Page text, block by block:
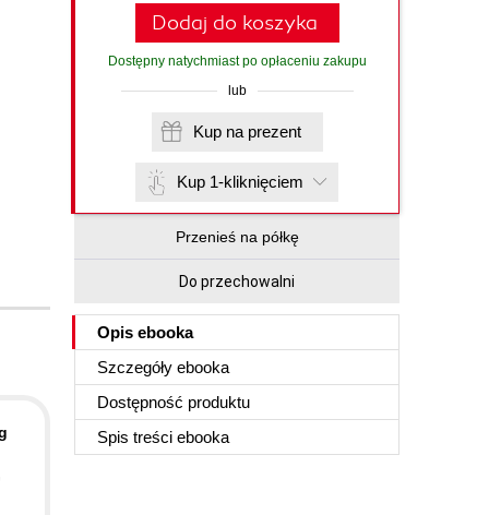
Dodaj do koszyka
Dostępny natychmiast po opłaceniu zakupu
lub
Kup na prezent
Kup 1-kliknięciem
Przenieś na półkę
Do przechowalni
Opis ebooka
Szczegóły ebooka
Dostępność produktu
Spis treści ebooka